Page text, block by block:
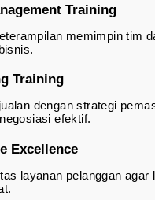
Training
memimpin tim
Training
dengan strategi
efektif.
Excellence
layanan pelanggan agar